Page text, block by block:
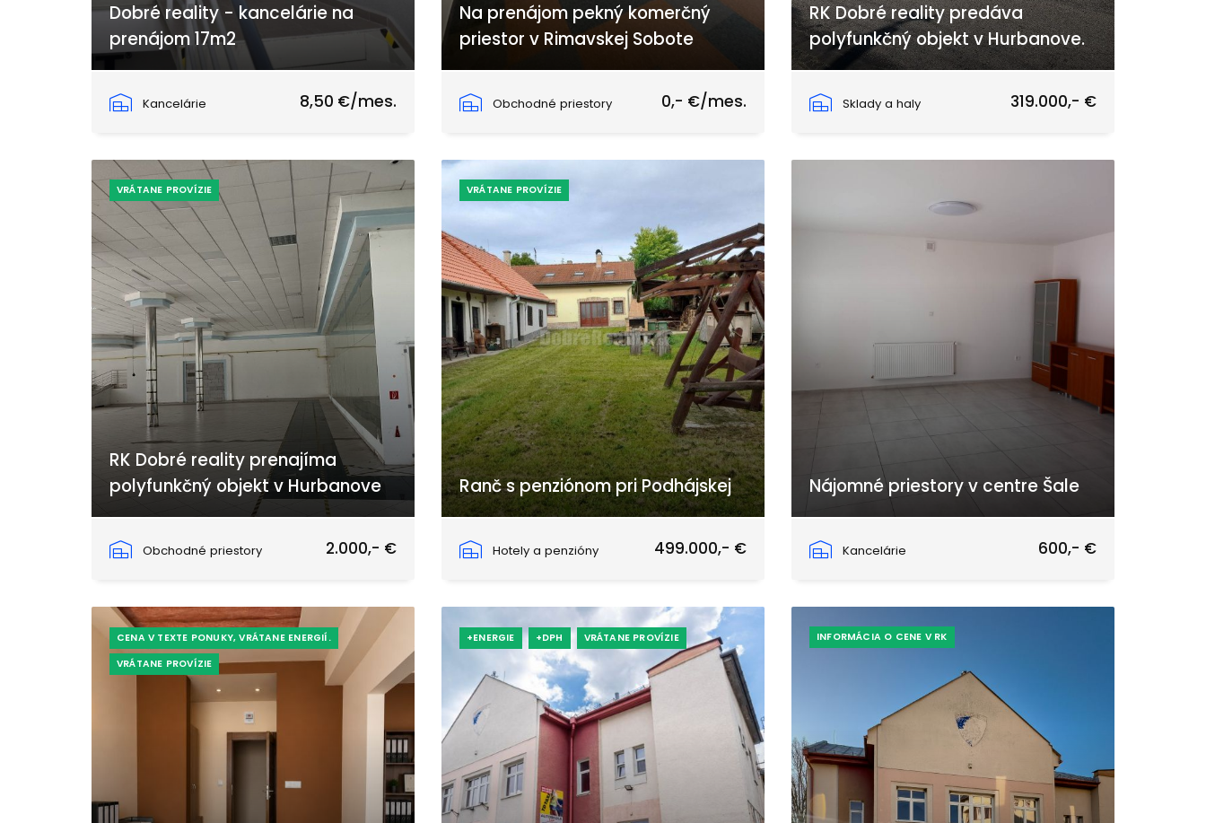
Dobré reality - kancelárie na
prenájom 17m2
Kancelárie
8,50 €/mes.
Na prenájom pekný komerčný
priestor v Rimavskej Sobote
Obchodné priestory
0,- €/mes.
RK Dobré reality predáva
polyfunkčný objekt v Hurbanove.
Sklady a haly
319.000,- €
VRÁTANE PROVÍZIE
RK Dobré reality prenajíma
polyfunkčný objekt v Hurbanove
Obchodné priestory
2.000,- €
VRÁTANE PROVÍZIE
Ranč s penziónom pri Podhájskej
Hotely a penzióny
499.000,- €
Nájomné priestory v centre Šale
Kancelárie
600,- €
CENA V TEXTE PONUKY, VRÁTANE ENERGIÍ.
VRÁTANE PROVÍZIE
+ENERGIE +DPH VRÁTANE PROVÍZIE INFORMÁCIA O CENE V RK